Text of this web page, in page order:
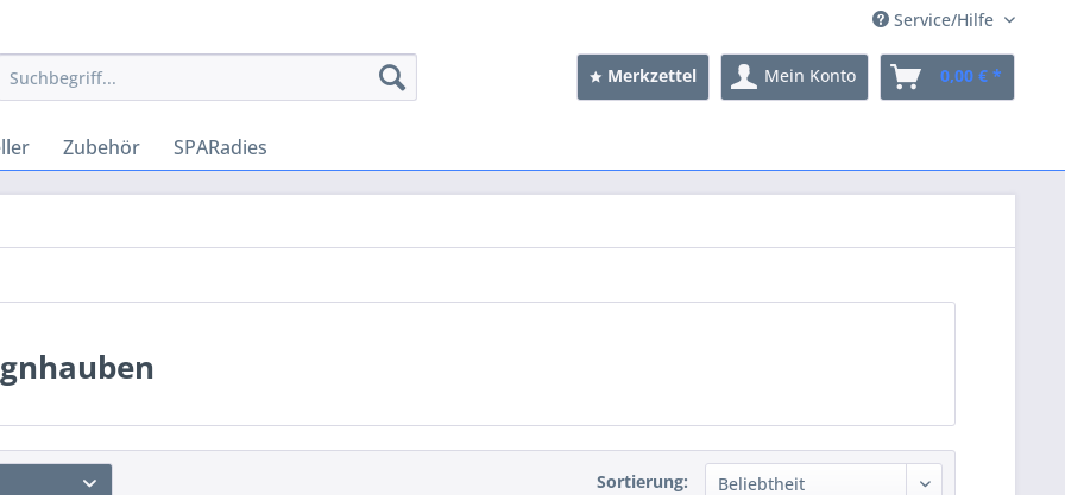
Service/Hilfe
Merkzettel Mein Konto 0,00 € *
Zubehör SPARadies
Sortierung: